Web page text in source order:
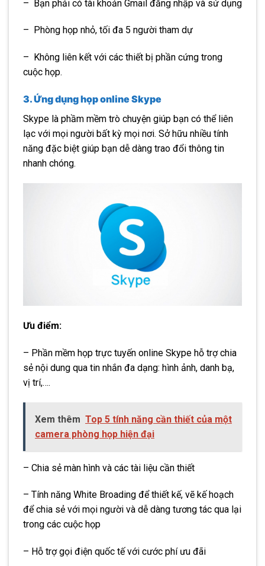
– Bạn phải có tài khoản Gmail đăng nhập và sử dụng
– Phòng họp nhỏ, tối đa 5 người tham dự
– Không liên kết với các thiết bị phần cứng trong
cuộc họp.
3. Ứng dụng họp online Skype
Skype là phầm mềm trò chuyện giúp bạn có thể liên
lạc với mọi người bất kỳ mọi nơi. Sở hữu nhiều tính
năng đặc biệt giúp bạn dễ dàng trao đổi thông tin
nhanh chóng.
Ưu điểm:
– Phần mềm họp trực tuyến online Skype hỗ trợ chia
sẻ nội dung qua tin nhắn đa dạng: hình ảnh, danh bạ,
vị trí,….
Xem thêm Top 5 tính năng cần thiết của một
camera phòng họp hiện đại
– Chia sẻ màn hình và các tài liệu cần thiết
– Tính năng White Broading để thiết kế, vẽ kế hoạch
để chia sẻ với mọi người và dễ dàng tương tác qua lại
trong các cuộc họp
– Hỗ trợ gọi điện quốc tế với cước phí ưu đãi